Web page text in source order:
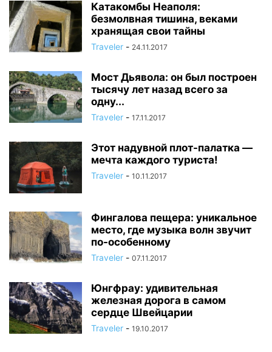
Катакомбы Неаполя:
безмолвная тишина, веками
хранящая свои тайны
Traveler - 24.11.2017
Мост Дьявола: он был построен
тысячу лет назад всего за
одну...
Traveler - 17.11.2017
Этот надувной плот-палатка —
мечта каждого туриста!
Traveler - 10.11.2017
Фингалова пещера: уникальное
место, где музыка волн звучит
по-особенному
Traveler - 07.11.2017
Юнгфрау: удивительная
железная дорога в самом
сердце Швейцарии
Traveler - 19.10.2017